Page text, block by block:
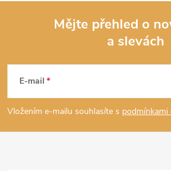
p
a
Mějte přehled o
a slevách
E-mail
Vložením e-mailu souhlasíte s